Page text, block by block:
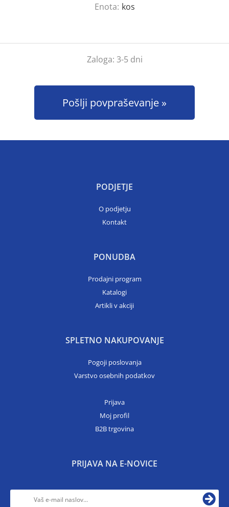
Enota: kos
Zaloga: 3-5 dni
Pošlji povpraševanje
PODJETJE
O podjetju
Kontakt
PONUDBA
Prodajni program
Katalogi
Artikli v akciji
SPLETNO NAKUPOVANJE
Pogoji poslovanja
Varstvo osebnih podatkov
Prijava
Moj profil
B2B trgovina
PRIJAVA NA E-NOVICE